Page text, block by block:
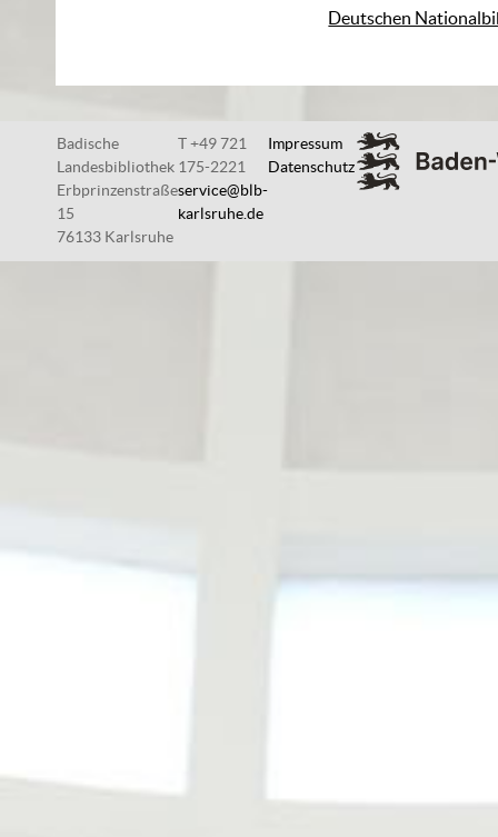
Deutschen
Badische
Landesbibliothek
Erbprinzenstraße
15
76133 Karlsruhe
T +49 721
175-2221
service@blb-
karlsruhe.de
Impressum
Datenschutz